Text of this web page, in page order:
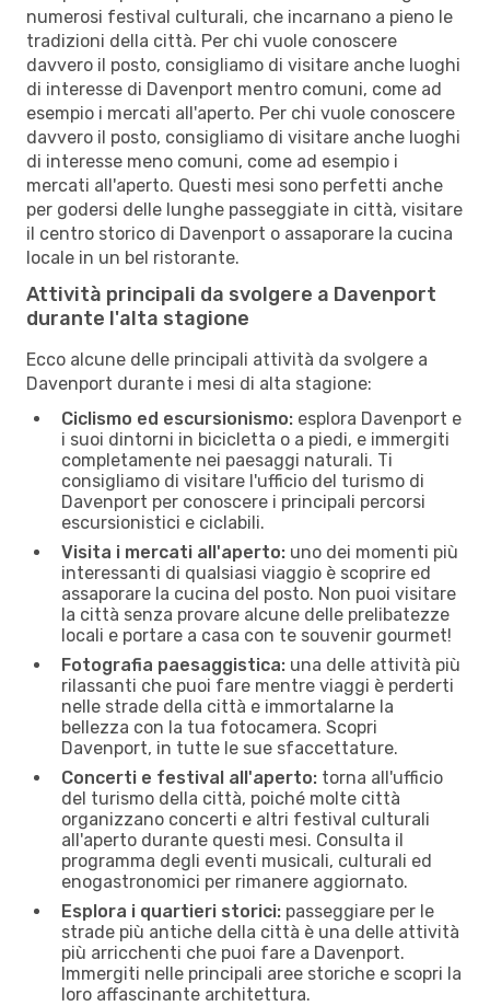
numerosi festival culturali, che incarnano a pieno le
tradizioni della città. Per chi vuole conoscere
davvero il posto, consigliamo di visitare anche luoghi
di interesse di Davenport mentro comuni, come ad
esempio i mercati all'aperto. Per chi vuole conoscere
davvero il posto, consigliamo di visitare anche luoghi
di interesse meno comuni, come ad esempio i
mercati all'aperto. Questi mesi sono perfetti anche
per godersi delle lunghe passeggiate in città, visitare
il centro storico di Davenport o assaporare la cucina
locale in un bel ristorante.
Attività principali da svolgere a Davenport
durante l'alta stagione
Ecco alcune delle principali attività da svolgere a
Davenport durante i mesi di alta stagione:
Ciclismo ed escursionismo: esplora Davenport e
i suoi dintorni in bicicletta o a piedi, e immergiti
completamente nei paesaggi naturali. Ti
consigliamo di visitare l'ufficio del turismo di
Davenport per conoscere i principali percorsi
escursionistici e ciclabili.
Visita i mercati all'aperto: uno dei momenti più
interessanti di qualsiasi viaggio è scoprire ed
assaporare la cucina del posto. Non puoi visitare
la città senza provare alcune delle prelibatezze
locali e portare a casa con te souvenir gourmet!
Fotografia paesaggistica: una delle attività più
rilassanti che puoi fare mentre viaggi è perderti
nelle strade della città e immortalarne la
bellezza con la tua fotocamera. Scopri
Davenport, in tutte le sue sfaccettature.
Concerti e festival all'aperto: torna all'ufficio
del turismo della città, poiché molte città
organizzano concerti e altri festival culturali
all'aperto durante questi mesi. Consulta il
programma degli eventi musicali, culturali ed
enogastronomici per rimanere aggiornato.
Esplora i quartieri storici: passeggiare per le
strade più antiche della città è una delle attività
più arricchenti che puoi fare a Davenport.
Immergiti nelle principali aree storiche e scopri la
loro affascinante architettura.